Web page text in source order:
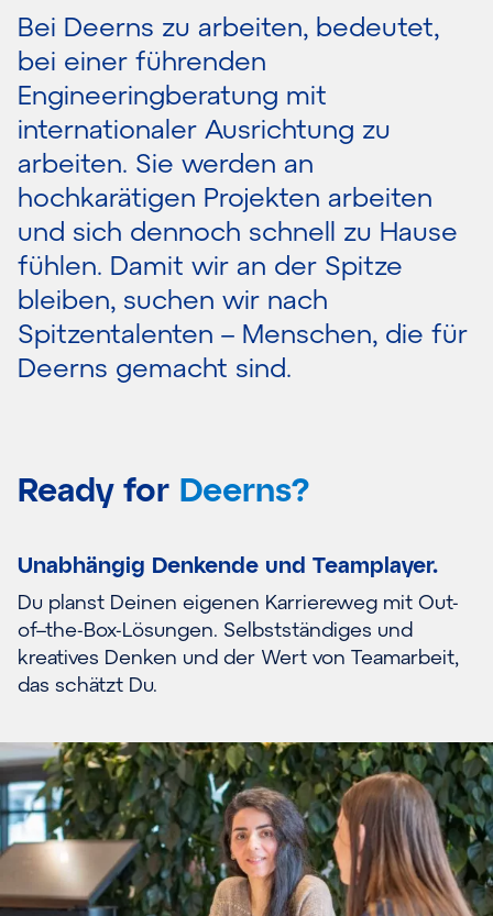
Bei Deerns zu arbeiten, bedeutet,
bei einer führenden
Engineeringberatung mit
internationaler Ausrichtung zu
arbeiten. Sie werden an
hochkarätigen Projekten arbeiten
und sich dennoch schnell zu Hause
fühlen. Damit wir an der Spitze
bleiben, suchen wir nach
Spitzentalenten – Menschen, die für
Deerns gemacht sind.
Ready for Deerns?
Unabhängig Denkende und Teamplayer.
Du planst Deinen eigenen Karriereweg mit Out-
of–the-Box-Lösungen. Selbstständiges und
kreatives Denken und der Wert von Teamarbeit,
das schätzt Du.